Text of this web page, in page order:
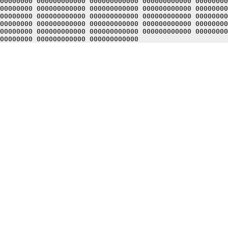
000000000000 000000000000 000000000000
000000000000 000000000000 000000000000
000000000000 000000000000 000000000000
000000000000 000000000000 000000000000
000000000000 000000000000